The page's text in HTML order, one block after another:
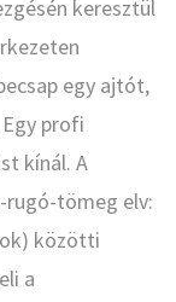
keresztül
egy ajtót,
profi
kínál. A
rugó-tömeg elv:
közötti
a